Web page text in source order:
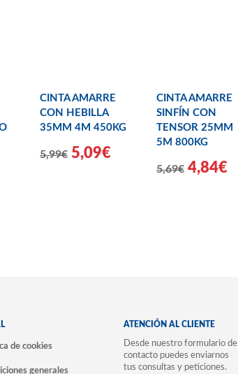
CINTA AMARRE
CON HEBILLA
35MM 4M 450KG
5,99€ 5,09€
CINTA AMARRE
SINFÍN CON
TENSOR 25MM
5M 800KG
5,69€ 4,84€
de cookies
generales
ATENCIÓN AL CLIENTE
Desde nuestro formulario de
contacto puedes enviarnos
tus consultas y peticiones.